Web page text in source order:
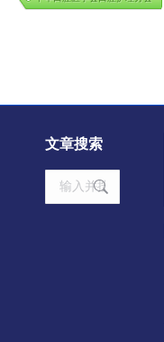
文章搜索
Search: